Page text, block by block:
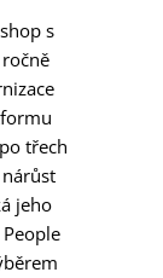
s
třech
jeho